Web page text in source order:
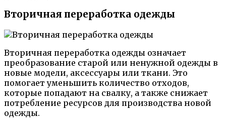
Вторичная переработка одежды
Вторичная переработка одежды означает
преобразование старой или ненужной одежды в
новые модели, аксессуары или ткани. Это
помогает уменьшить количество отходов,
которые попадают на свалку, а также снижает
потребление ресурсов для производства новой
одежды.